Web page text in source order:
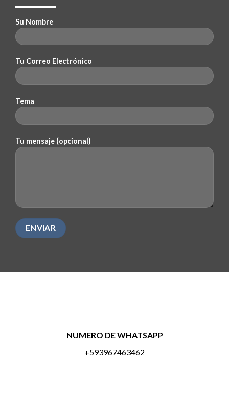
Su Nombre
Tu Correo Electrónico
Tema
Tu mensaje (opcional)
NUMERO DE WHATSAPP
+593967463462